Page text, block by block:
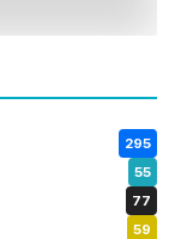
295
55
77
59